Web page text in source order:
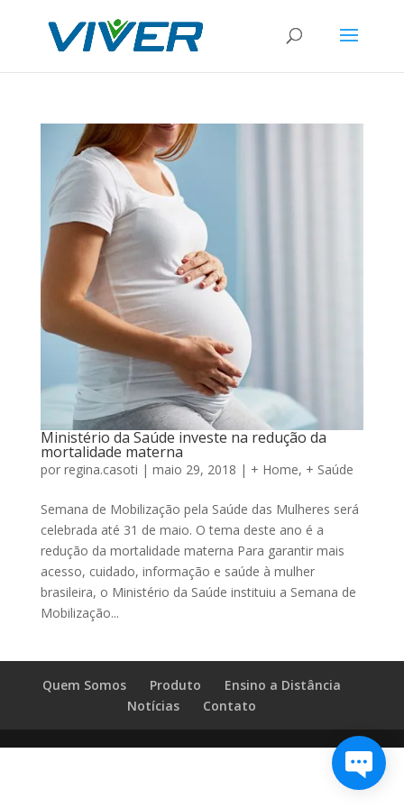
Ministério da Saúde investe na redução da
mortalidade materna
por regina.casoti | maio 29, 2018 | + Home, + Saúde
Semana de Mobilização pela Saúde das Mulheres será
celebrada até 31 de maio. O tema deste ano é a
redução da mortalidade materna Para garantir mais
acesso, cuidado, informação e saúde à mulher
brasileira, o Ministério da Saúde instituiu a Semana de
Mobilização...
Quem Somos Produto
Ensino a Distância
Notícias
Contato